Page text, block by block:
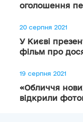
оголошення
20 серпня 2021
У Києві
фільм про
19 серпня 2021
«Обличчя
відкрили